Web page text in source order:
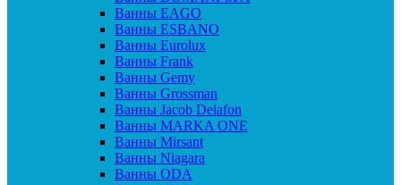
Ванны EAGO
Ванны ESBANO
Ванны Eurolux
Ванны Frank
Ванны Gemy
Ванны Grossman
Ванны Jacob Delafon
Ванны MARKA ONE
Ванны Mirsant
Ванны Niagara
Ванны ODA